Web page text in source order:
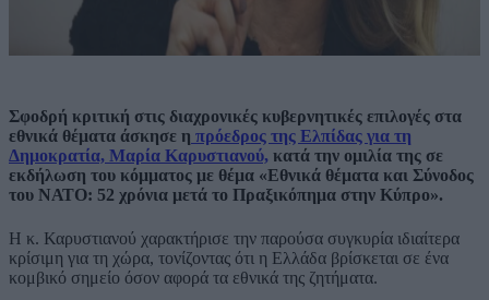
Σφοδρή κριτική στις διαχρονικές κυβερνητικές επιλογές στα
εθνικά θέματα άσκησε η πρόεδρος της Ελπίδας για τη
Δημοκρατία, Μαρία Καρυστιανού, κατά την ομιλία της σε
εκδήλωση του κόμματος με θέμα «Εθνικά θέματα και Σύνοδος
του ΝΑΤΟ: 52 χρόνια μετά το Πραξικόπημα στην Κύπρο».
Η κ. Καρυστιανού χαρακτήρισε την παρούσα συγκυρία ιδιαίτερα
κρίσιμη για τη χώρα, τονίζοντας ότι η Ελλάδα βρίσκεται σε ένα
κομβικό σημείο όσον αφορά τα εθνικά της ζητήματα.